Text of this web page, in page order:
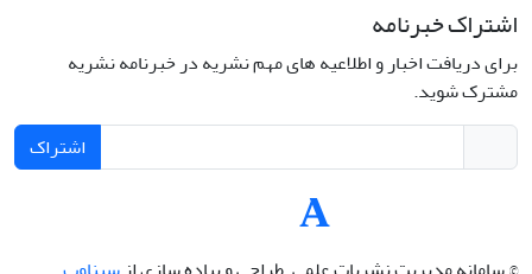
اشتراک خبرنامه
برای دریافت اخبار و اطلاعیه های مهم نشریه در خبرنامه نشریه
مشترک شوید.
اشتراک